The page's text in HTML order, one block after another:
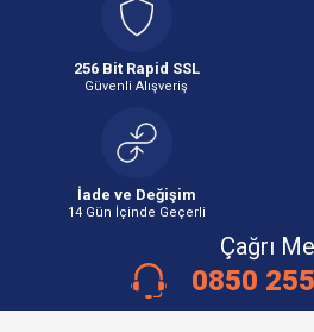
256 Bit Rapid SSL
Güvenli Alışveriş
İade ve Değişim
14 Gün İçinde Geçerli
Çağrı
0850